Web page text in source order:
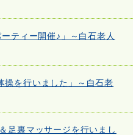
ティー開催♪」～白石老人
を行いました」～白石老
足裏マッサージを行いまし